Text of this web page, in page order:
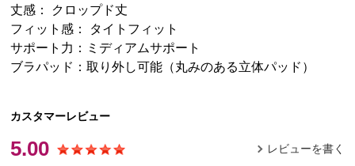
丈感： クロップド丈
フィット感： タイトフィット
サポート力：ミディアムサポート
ブラパッド：取り外し可能（丸みのある立体パッド）
カスタマーレビュー
5.00 レビューを書く